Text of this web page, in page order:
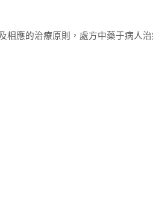
應的治療原則，處方中藥于病人